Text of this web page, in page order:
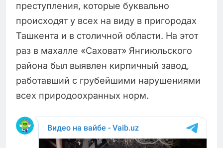
преступления, которые буквально
происходят у всех на виду в пригородах
Ташкента и в столичной области. На этот
раз в махалле «Саховат» Янгиюльского
района был выявлен кирпичный завод,
работавший с грубейшими нарушениями
всех природоохранных норм.